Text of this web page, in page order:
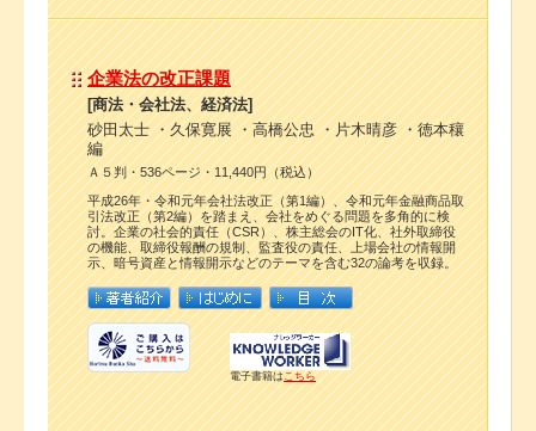
企業法の改正課題
[商法・会社法、経済法]
砂田太士 ・久保寛展 ・高橋公忠 ・片木晴彦 ・徳本穰
編
Ａ５判・536ページ・11,440円（税込）
平成26年・令和元年会社法改正（第1編）、令和元年金融商品取
引法改正（第2編）を踏まえ、会社をめぐる問題を多角的に検
討。企業の社会的責任（CSR）、株主総会のIT化、社外取締役
の機能、取締役報酬の規制、監査役の責任、上場会社の情報開
示、暗号資産と情報開示などのテーマを含む32の論考を収録。
電子書籍は こちら